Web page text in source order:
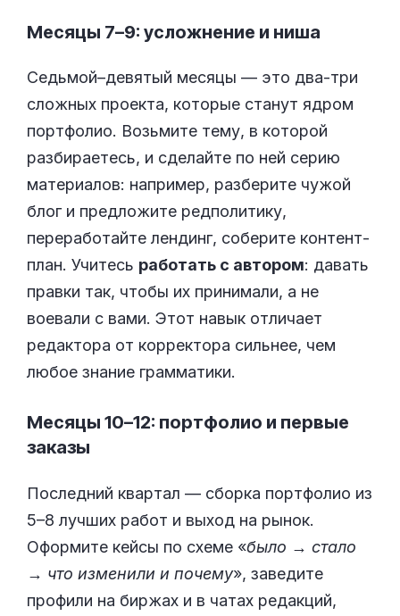
Месяцы 7–9: усложнение и ниша
Седьмой–девятый месяцы — это два-три
сложных проекта, которые станут ядром
портфолио. Возьмите тему, в которой
разбираетесь, и сделайте по ней серию
материалов: например, разберите чужой
блог и предложите редполитику,
переработайте лендинг, соберите контент-
план. Учитесь работать с автором: давать
правки так, чтобы их принимали, а не
воевали с вами. Этот навык отличает
редактора от корректора сильнее, чем
любое знание грамматики.
Месяцы 10–12: портфолио и первые
заказы
Последний квартал — сборка портфолио из
5–8 лучших работ и выход на рынок.
Оформите кейсы по схеме «было → стало
→ что изменили и почему», заведите
профили на биржах и в чатах редакций,